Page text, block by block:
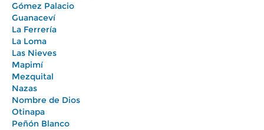
Gómez Palacio
Guanaceví
La Ferrería
La Loma
Las Nieves
Mapimí
Mezquital
Nazas
Nombre de Dios
Otinapa
Peñón Blanco